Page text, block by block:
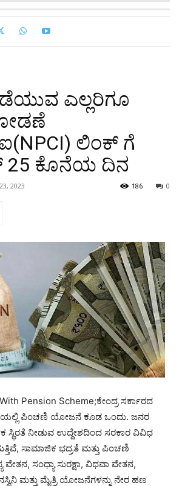
ಎಲ್ಲರಿಗೂ
ಲಿಂಕ್ ಗೆ
25 ಕೊನೆಯ ದಿನ
2023 0
186
Pension Scheme;ಕೇಂದ್ರ ಸರ್ಕಾರದ
ಪಿಂಚಣಿ ಯೋಜನೆ ಕೂಡ ಒಂದು. ಜನರ
ಸ್ಥಿರತೆ ನೀಡುವ ಉದ್ದೇಶದಿಂದ ಸರಕಾರ ವಿವಿಧ
ಸಾಮಾಜಿಕ ಭದ್ರತೆ ಮತ್ತು ಪಿಂಚಣಿ
ಸಂಧ್ಯಾ ಸುರಕ್ಷಾ, ವಿಧವಾ ವೇತನ,
ಮತ್ತು ಮೈತ್ರಿ ಯೋಜನೆಗಳನ್ನು ನೇರ ಹಣ